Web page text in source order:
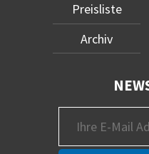
Preisliste
Archiv